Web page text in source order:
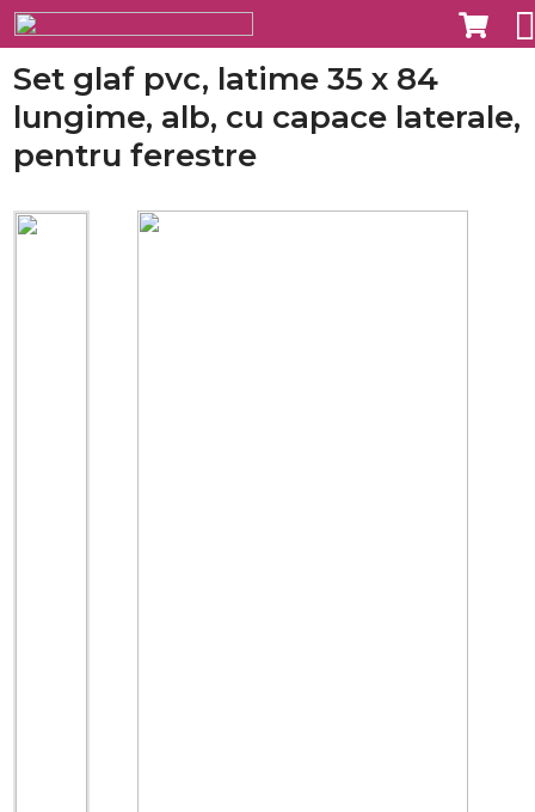
Set glaf pvc, latime 35 x 84
lungime, alb, cu capace laterale,
pentru ferestre